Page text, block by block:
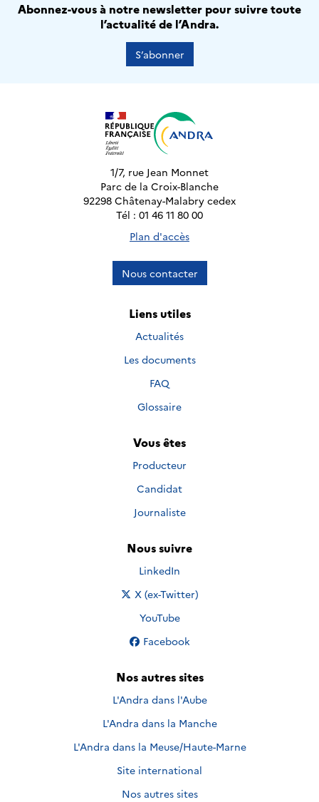
Abonnez-vous à notre newsletter pour suivre toute
l’actualité de l’Andra.
S’abonner
1/7, rue Jean Monnet
Parc de la Croix-Blanche
92298 Châtenay-Malabry cedex
Tél : 01 46 11 80 00
Plan d'accès
Nous contacter
Liens utiles
Actualités
Les documents
FAQ
Glossaire
Vous êtes
Producteur
Candidat
Journaliste
Nous suivre
Nous suivre sur
LinkedIn
Nous suivre sur
X (ex-Twitter)
Nous suivre sur
YouTube
Nous suivre sur
Facebook
Nos autres sites
L'Andra dans l'Aube
L'Andra dans la Manche
L'Andra dans la Meuse/Haute-Marne
Site international
Nos autres sites